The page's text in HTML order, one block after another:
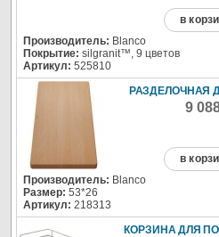
в
Производитель: Blanco
Покрытие: silgranit™, 9 цветов
Артикул: 525810
РАЗДЕЛОЧНАЯ
9
в
Производитель: Blanco
Размер: 53*26
Артикул: 218313
КОРЗИНА ДЛЯ